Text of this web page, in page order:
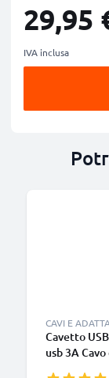
29,95
IVA inclusa
CAVI E
Cavetto
usb 3A